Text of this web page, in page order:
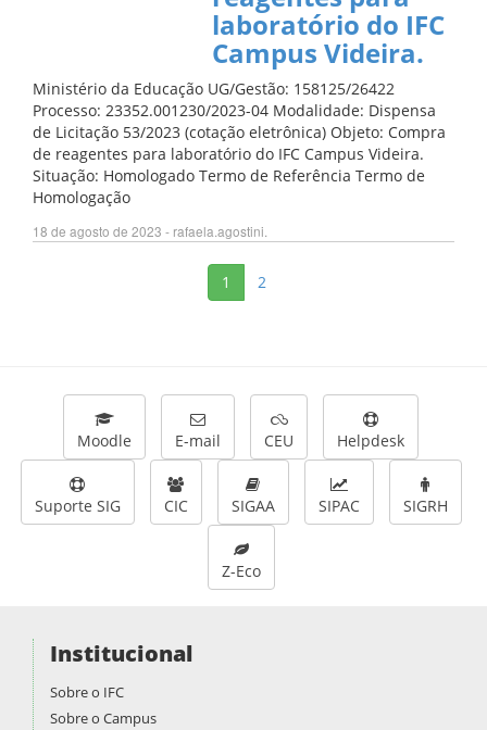
laboratório do IFC
Campus Videira.
Ministério da Educação UG/Gestão: 158125/26422
Processo: 23352.001230/2023-04 Modalidade: Dispensa
de Licitação 53/2023 (cotação eletrônica) Objeto: Compra
de reagentes para laboratório do IFC Campus Videira.
Situação: Homologado Termo de Referência Termo de
Homologação
18 de agosto de 2023 - rafaela.agostini.
1 2
Moodle E-mail CEU Helpdesk
Suporte SIG CIC SIGAA SIPAC SIGRH
Z-Eco
Institucional
Sobre o IFC
Sobre o Campus